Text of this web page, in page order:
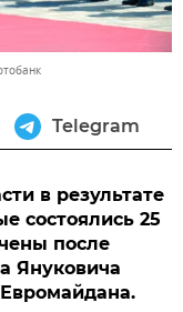
Telegram
в результате
состоялись 25
после
Януковича